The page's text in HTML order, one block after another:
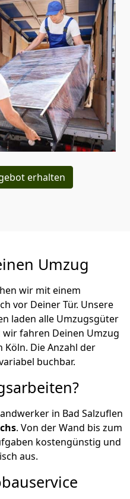
erhalten
Umzug
wir mit einem
vor Deiner Tür. Unsere
laden alle Umzugsgüter
fahren Deinen Umzug
Köln. Die Anzahl der
buchbar.
in Bad Salzuflen
. Von der Wand bis zum
kostengünstig und
aus.